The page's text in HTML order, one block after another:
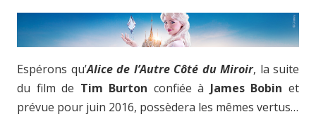
Espérons qu’Alice de l’Autre Côté du Miroir, la suite
du film de Tim Burton confiée à James Bobin et
prévue pour juin 2016, possèdera les mêmes vertus…